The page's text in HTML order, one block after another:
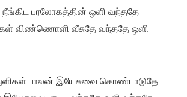
நீங்கிட பரலோகத்தின் ஒளி வந்ததே
விண்ணொளி வீசுதே வந்ததே ஒளி
பாலன் இயேசுவை கொண்டாடுதே